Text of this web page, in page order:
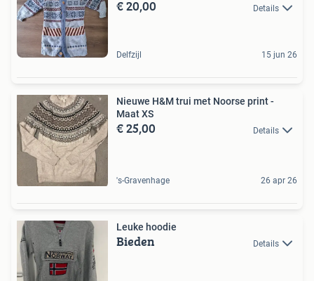
€ 20,00 Details
Delfzijl 15 jun 26
Nieuwe H&M trui met Noorse print -
Maat XS
€ 25,00 Details
's-Gravenhage 26 apr 26
Leuke hoodie
Bieden Details